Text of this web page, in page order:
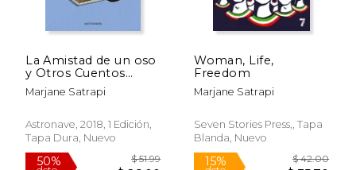
La Amistad de un oso
y Otros Cuentos
Persas
Marjane Satrapi
Astronave, 2018, 1 Edición,
Tapa Dura, Nuevo
Woman, Life,
Freedom
Marjane Satrapi
Seven Stories Press,, Tapa
Blanda, Nuevo